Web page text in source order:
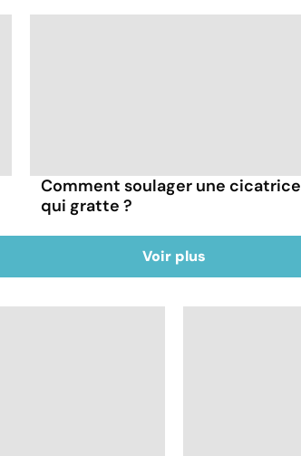
Comment soulager une cicatrice
qui gratte ?
Voir plus